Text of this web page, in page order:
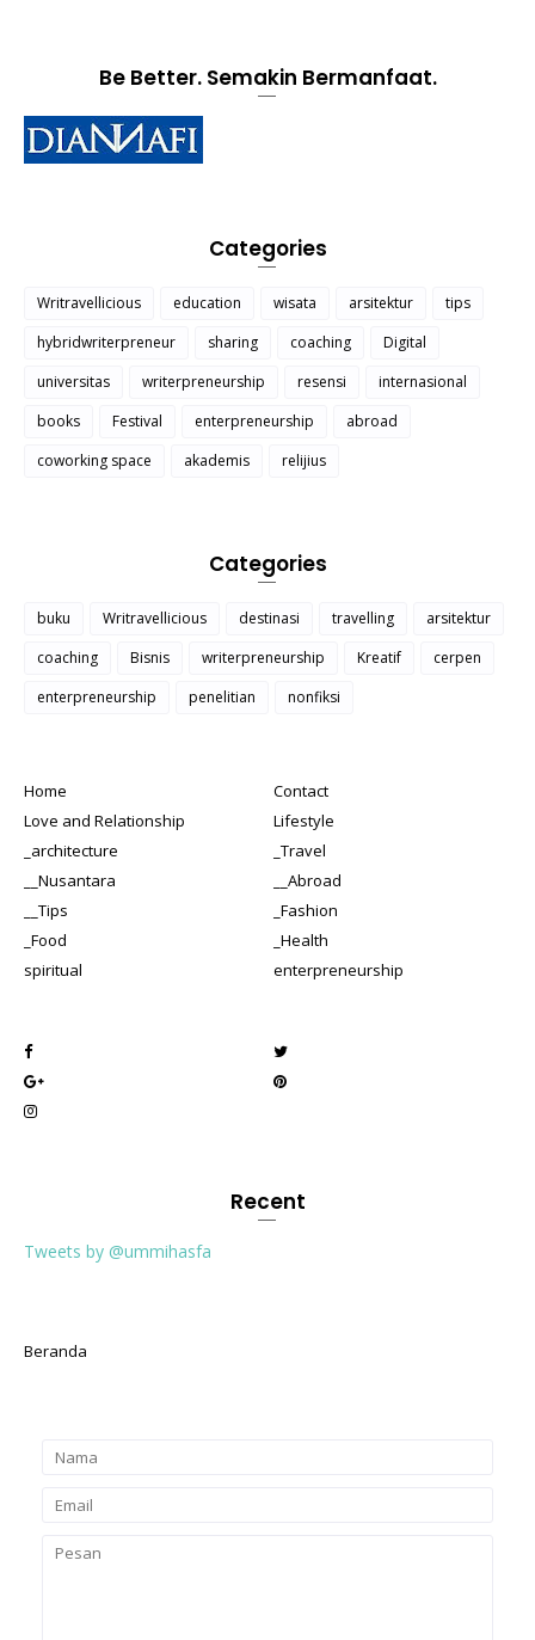
Be Better. Semakin Bermanfaat.
Categories
Writravellicious education wisata arsitektur
tips
hybridwriterpreneur
sharing coaching
Digital
universitas
writerpreneurship resensi
internasional
books
Festival enterpreneurship
abroad
coworking space
akademis relijius
Categories
buku Writravellicious destinasi travelling
arsitektur
coaching
Bisnis writerpreneurship Kreatif
cerpen
enterpreneurship
penelitian nonfiksi
Home
Contact
Love and Relationship
Lifestyle
_architecture
_Travel
__Nusantara
__Abroad
__Tips
_Fashion
_Food
_Health
spiritual
enterpreneurship
Recent
Tweets by @ummihasfa
Beranda